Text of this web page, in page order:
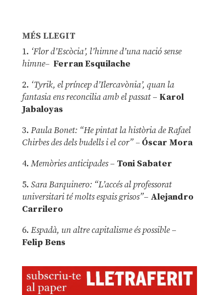
MÉS LLEGIT
1. ‘Flor d’Escòcia’, l’himne d’una nació sense
himne– Ferran Esquilache
2. ‘Tyrik, el príncep d’Ilercavònia’, quan la
fantasia ens reconcilia amb el passat– Karol
Jabaloyas
3. Paula Bonet: “He pintat la història de Rafael
Chirbes des dels budells i el cor” –Óscar Mora
4. Memòries anticipades– Toni Sabater
5. Sara Barquinero: “L’accés al professorat
universitari té molts espais grisos”– Alejandro
Carrilero
6. Espadà, un altre capitalisme és possible –
Felip Bens